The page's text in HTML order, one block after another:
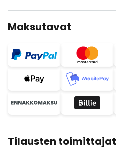
Maksutavat
Tilausten toimittajat